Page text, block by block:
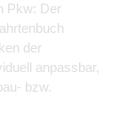
Pkw: Der
der
anpassbar,
bzw.